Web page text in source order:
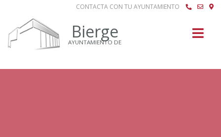
CONTACTA CON TU AYUNTAMIENTO
Bierge
AYUNTAMIENTO DE